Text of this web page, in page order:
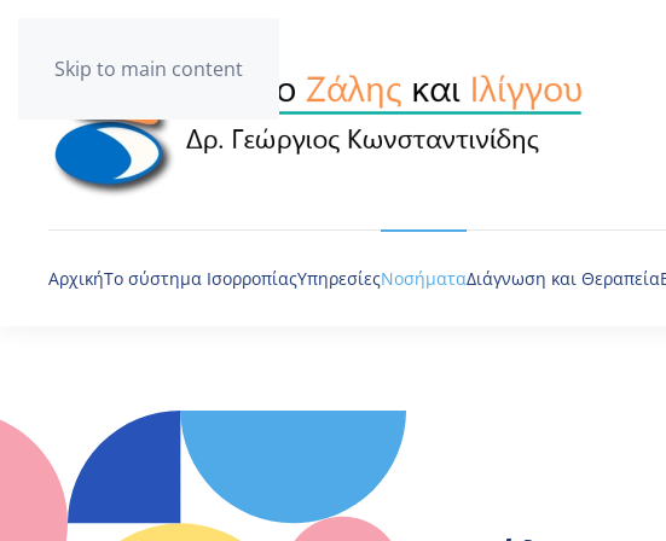
Skip to main content
ΑρχικήΤο σύστημα ΙσορροπίαςΥπηρεσίεςΝοσήματαΔιάγνωση και Θεραπεία